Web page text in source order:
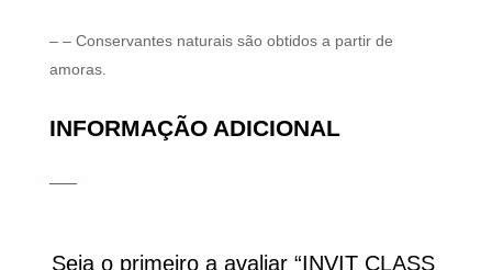
– – Conservantes naturais são obtidos a partir de
amoras.
INFORMAÇÃO ADICIONAL
Seja o primeiro a avaliar “INVIT CLASS